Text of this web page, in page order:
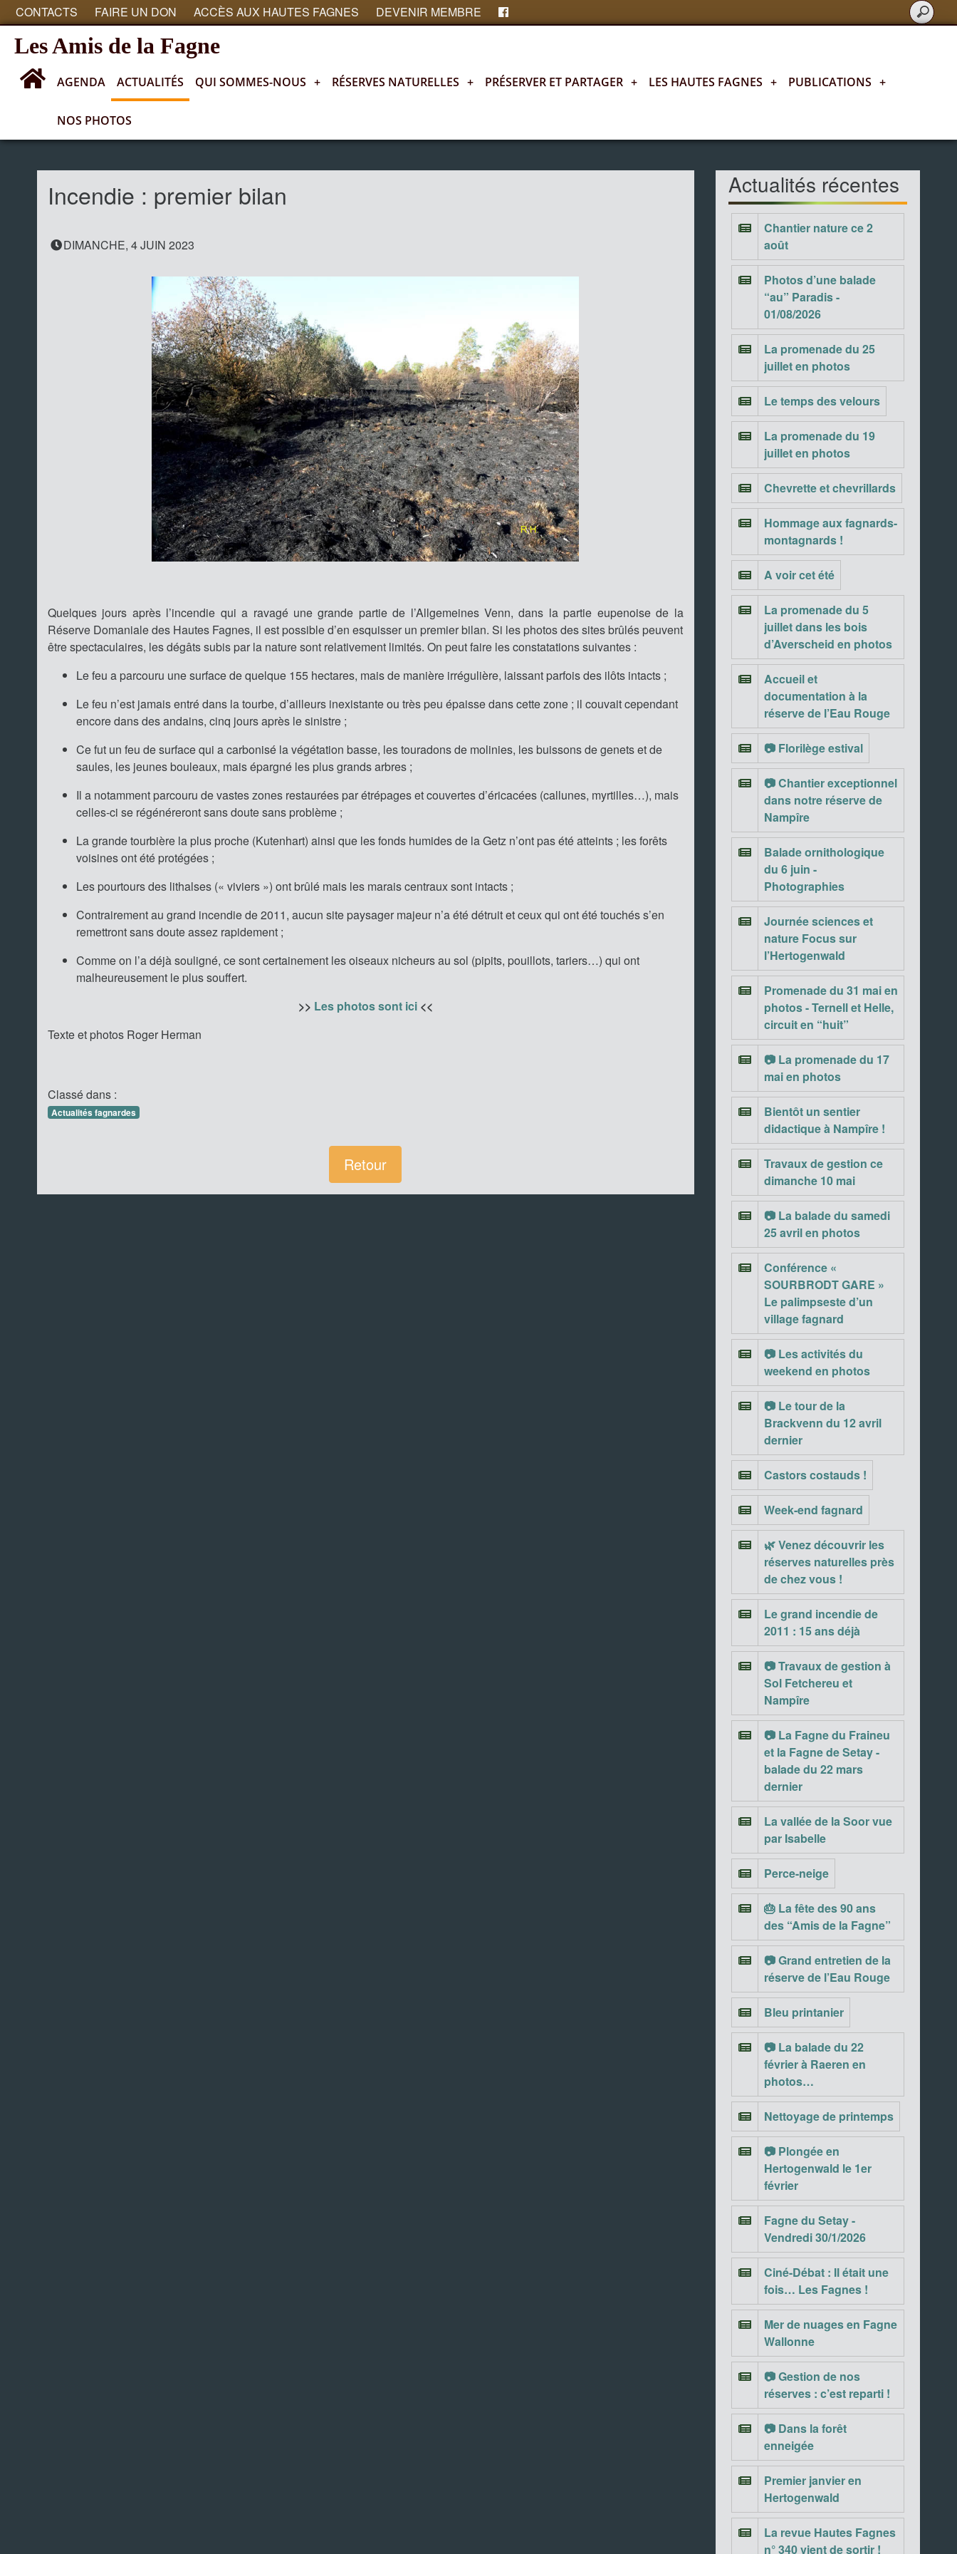
CONTACTS FAIRE UN DON ACCÈS AUX HAUTES FAGNES DEVENIR MEMBRE
Les Amis de la Fagne
AGENDA ACTUALITÉS QUI SOMMES-NOUS + RÉSERVES NATURELLES + PRÉSERVER ET PARTAGER + LES HAUTES FAGNES + PUBLICATIONS +
NOS PHOTOS
Actualités
Incendie : premier bilan
DIMANCHE, 4 JUIN 2023
Quelques jours après l’incendie qui a ravagé une grande partie de l’Allgemeines Venn, dans la partie eupenoise de la
Réserve Domaniale des Hautes Fagnes, il est possible d’en esquisser un premier bilan. Si les photos des sites brûlés peuvent
être spectaculaires, les dégâts subis par la nature sont relativement limités. On peut faire les constatations suivantes :
Le feu a parcouru une surface de quelque 155 hectares, mais de manière irrégulière, laissant parfois des ilôts intacts ;
Le feu n’est jamais entré dans la tourbe, d’ailleurs inexistante ou très peu épaisse dans cette zone ; il couvait cependant
encore dans des andains, cinq jours après le sinistre ;
Ce fut un feu de surface qui a carbonisé la végétation basse, les touradons de molinies, les buissons de genets et de
saules, les jeunes bouleaux, mais épargné les plus grands arbres ;
Il a notamment parcouru de vastes zones restaurées par étrépages et couvertes d’éricacées (callunes, myrtilles…), mais
celles-ci se régénéreront sans doute sans problème ;
La grande tourbière la plus proche (Kutenhart) ainsi que les fonds humides de la Getz n’ont pas été atteints ; les forêts
voisines ont été protégées ;
Les pourtours des lithalses (« viviers ») ont brûlé mais les marais centraux sont intacts ;
Contrairement au grand incendie de 2011, aucun site paysager majeur n’a été détruit et ceux qui ont été touchés s’en
remettront sans doute assez rapidement ;
Comme on l’a déjà souligné, ce sont certainement les oiseaux nicheurs au sol (pipits, pouillots, tariers…) qui ont
malheureusement le plus souffert.
>> Les photos sont ici<<
Texte et photos Roger Herman
Classé dans :
Actualités fagnardes
Retour
Actualités récentes
Chantier nature ce 2
août
Photos d’une balade
“au” Paradis -
01/08/2026
La promenade du 25
juillet en photos
Le temps des velours
La promenade du 19
juillet en photos
Chevrette et chevrillards
Hommage aux fagnards-
montagnards !
A voir cet été
La promenade du 5
juillet dans les bois
d’Averscheid en photos
Accueil et
documentation à la
réserve de l’Eau Rouge
📷 Florilège estival
📷 Chantier exceptionnel
dans notre réserve de
Nampîre
Balade ornithologique
du 6 juin -
Photographies
Journée sciences et
nature Focus sur
l’Hertogenwald
Promenade du 31 mai en
photos - Ternell et Helle,
circuit en “huit”
📷 La promenade du 17
mai en photos
Bientôt un sentier
didactique à Nampîre !
Travaux de gestion ce
dimanche 10 mai
📷 La balade du samedi
25 avril en photos
Conférence «
SOURBRODT GARE »
Le palimpseste d’un
village fagnard
📷 Les activités du
weekend en photos
📷 Le tour de la
Brackvenn du 12 avril
dernier
Castors costauds !
Week-end fagnard
🌿 Venez découvrir les
réserves naturelles près
de chez vous !
Le grand incendie de
2011 : 15 ans déjà
📷 Travaux de gestion à
Sol Fetchereu et
Nampîre
📷 La Fagne du Fraineu
et la Fagne de Setay -
balade du 22 mars
dernier
La vallée de la Soor vue
par Isabelle
Perce-neige
🎂 La fête des 90 ans
des “Amis de la Fagne”
📷 Grand entretien de la
réserve de l’Eau Rouge
Bleu printanier
📷 La balade du 22
février à Raeren en
photos…
Nettoyage de printemps
📷 Plongée en
Hertogenwald le 1er
février
Fagne du Setay -
Vendredi 30/1/2026
Ciné-Débat : Il était une
fois… Les Fagnes !
Mer de nuages en Fagne
Wallonne
📷 Gestion de nos
réserves : c’est reparti !
📷 Dans la forêt
enneigée
Premier janvier en
Hertogenwald
La revue Hautes Fagnes
n° 340 vient de sortir !